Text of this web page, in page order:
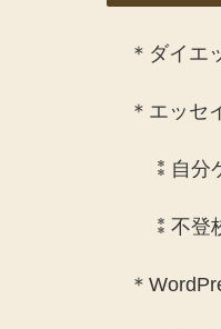
＊ダイエ
＊エッセ
⁑自分
⁑不登
＊